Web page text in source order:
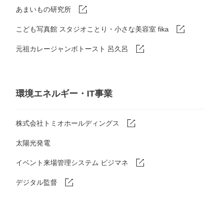
あまいもの研究所
こども写真館 スタジオことり・小さな美容室 fika
元祖カレージャンボトースト 呂久呂
環境エネルギー・IT事業
株式会社トミオホールディングス
太陽光発電
イベント来場管理システム ビジマネ
デジタル監督